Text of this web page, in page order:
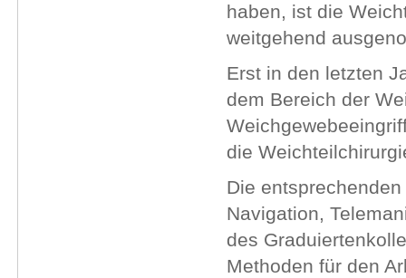
haben, ist die
weitgehend
Erst in den letzten
dem Bereich der
die
Die
Navigation,
des
Methoden für den